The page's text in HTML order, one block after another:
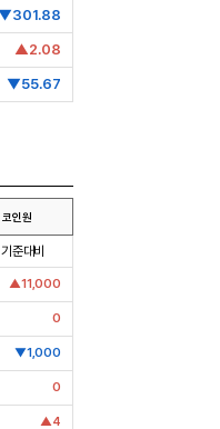
장
발탁 왜?
▼301.88
▲2.08
▼55.67
코인원
기준대비
▲11,000
0
▼1,000
0
▲4